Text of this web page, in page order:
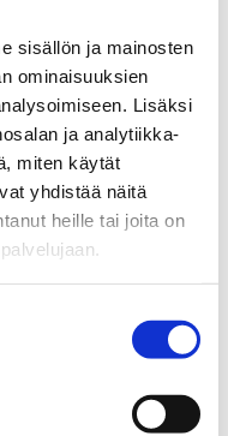
sisällön ja mainosten
ominaisuuksien
Lisäksi
ja analytiikka-
miten käytät
yhdistää näitä
heille tai joita on
Genexis...
kysyttyä,Yleinen
toimiva
paras
käytössä
todelliset...